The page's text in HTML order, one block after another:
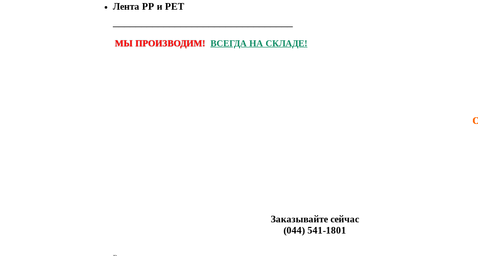
Лента РР и РЕТ
────────────────────────────────
МЫ ПРОИЗВОДИМ! ВСЕГДА НА СКЛАДЕ!
Заказывайте сейчас
(044) 541-1801